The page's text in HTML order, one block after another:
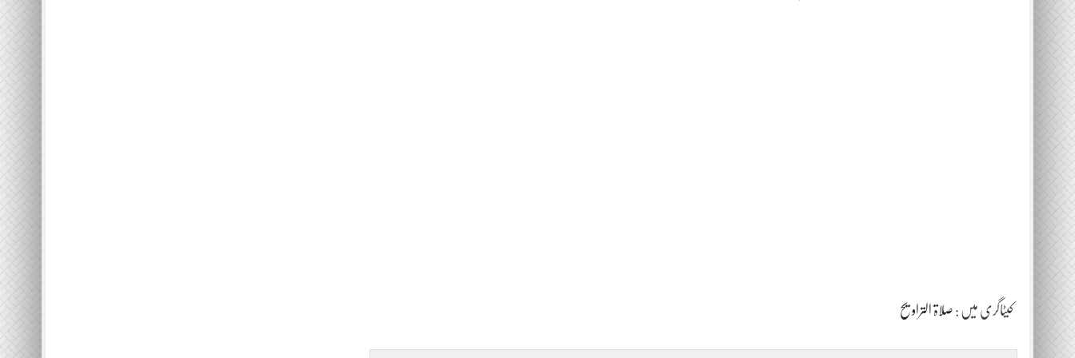
کیٹاگری میں : صلاۃ التراویح